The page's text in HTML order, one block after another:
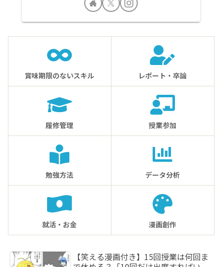
賞味期限のないスキル レポート・卒論
履修管理 授業参加
勉強方法 データ分析
就活・お金 漫画創作
【笑える漫画付き】15回授業は何回ま